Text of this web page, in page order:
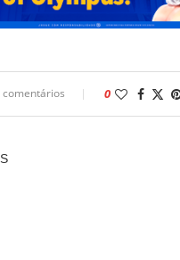
comentários 0